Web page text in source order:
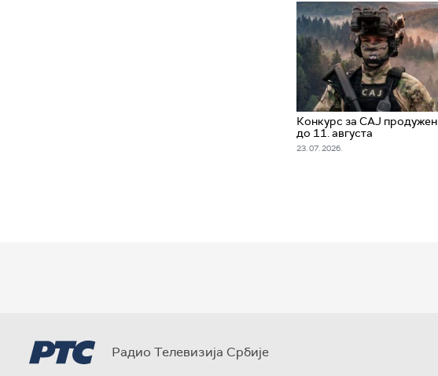
Конкурс за САЈ продужен
до 11. августа
23. 07. 2026.
Радио Телевизија Србије